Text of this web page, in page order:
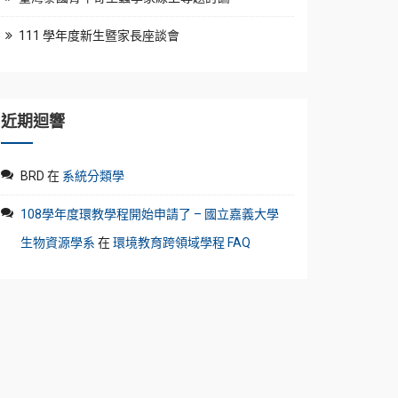
111 學年度新生暨家長座談會
近期迴響
BRD 在 系統分類學
108學年度環教學程開始申請了 – 國立嘉義大學
生物資源學系 在環境教育跨領域學程 FAQ